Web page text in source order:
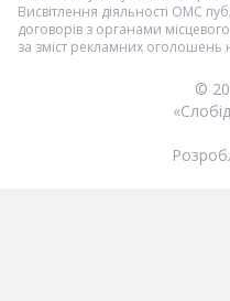
Висвітлення діяльності ОМС
договорів з органами
за зміст рекламних оголошень
©